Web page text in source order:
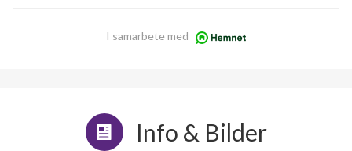
I samarbete med
Info & Bilder